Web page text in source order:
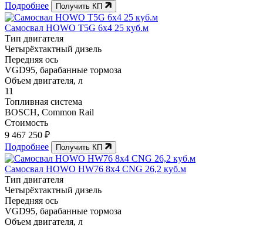
Подробнее
Получить КП
Самосвал HOWO T5G 6x4 25 куб.м
Тип двигателя
Четырёхтактный дизель
Передняя ось
VGD95, барабанные тормоза
Объем двигателя, л
11
Топливная система
BOSCH, Common Rail
Стоимость
9 467 250 ₽
Подробнее
Получить КП
Самосвал HOWO HW76 8x4 CNG 26,2 куб.м
Тип двигателя
Четырёхтактный дизель
Передняя ось
VGD95, барабанные тормоза
Объем двигателя, л